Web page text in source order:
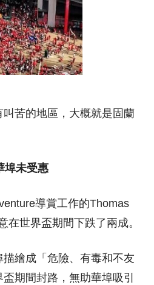
苦的地區，大概就是固蘭
未受惠
導賞工作的Thomas
在世界盃期間下跌了兩成。
繪成「危險、有毒和不友
期間封路，無助華埠吸引